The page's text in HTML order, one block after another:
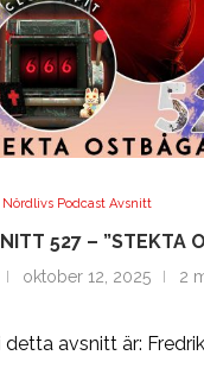
Nördlivs Podcast Avsnitt
527 – ”STEKTA
oktober 12, 2025 2
avsnitt är: